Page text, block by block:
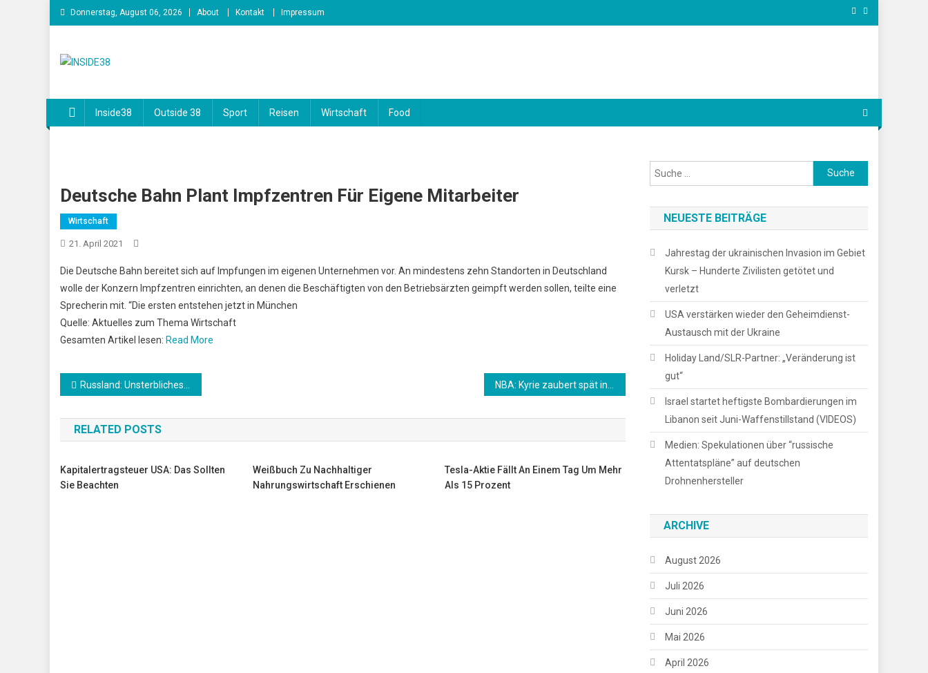
Skip
to
Donnerstag, August 06, 2026 About Kontakt Impressum
Inside38 Outside 38 Sport Reisen Wirtschaft Food
Deutsche Bahn Plant Impfzentren Für Eigene Mitarbeiter
Wirtschaft
21. April 2021
Die Deutsche Bahn bereitet sich auf Impfungen im eigenen Unternehmen vor. An mindestens zehn Standorten in Deutschland
wolle der Konzern Impfzentren einrichten, an denen die Beschäftigten von den Betriebsärzten geimpft werden sollen, teilte eine
Sprecherin mit. “Die ersten entstehen jetzt in München
Quelle: Aktuelles zum Thema Wirtschaft
Gesamten Artikel lesen: Read More
Beitrags-
Navigation
Russland: Unsterbliches Regiment findet am 9. Mai online statt
RELATED POSTS
Kapitalertragsteuer USA: Das Sollten
Sie Beachten
Weißbuch Zu Nachhaltiger
Nahrungswirtschaft Erschienen
Tesla-Aktie Fällt An Einem Tag Um Mehr
Als 15 Prozent
Suche
nach:
NEUESTE BEITRÄGE
Jahrestag der ukrainischen Invasion im Gebiet
Kursk – Hunderte Zivilisten getötet und
verletzt
USA verstärken wieder den Geheimdienst-
Austausch mit der Ukraine
Holiday Land/SLR-Partner: „Veränderung ist
gut“
Israel startet heftigste Bombardierungen im
Libanon seit Juni-Waffenstillstand (VIDEOS)
Medien: Spekulationen über “russische
Attentatspläne” auf deutschen
Drohnenhersteller
ARCHIVE
August 2026
Juli 2026
Juni 2026
Mai 2026
April 2026